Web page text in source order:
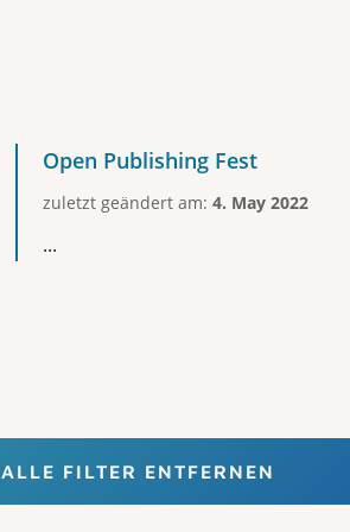
Open Publishing Fest
zuletzt geändert am: 4. May 2022
...
ALLE FILTER ENTFERNEN